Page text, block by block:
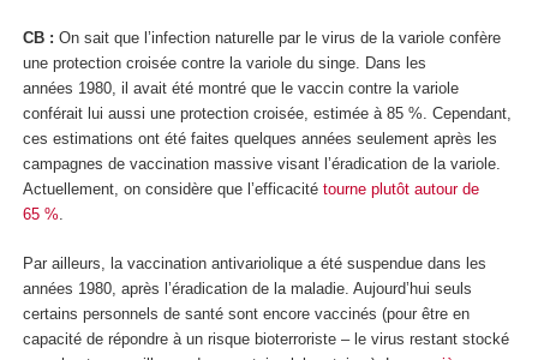
CB : On sait que l’infection naturelle par le virus de la variole confère
une protection croisée contre la variole du singe. Dans les
années 1980, il avait été montré que le vaccin contre la variole
conférait lui aussi une protection croisée, estimée à 85 %. Cependant,
ces estimations ont été faites quelques années seulement après les
campagnes de vaccination massive visant l’éradication de la variole.
Actuellement, on considère que l’efficacité tourne plutôt autour de
65 %.
Par ailleurs, la vaccination antivariolique a été suspendue dans les
années 1980, après l’éradication de la maladie. Aujourd’hui seuls
certains personnels de santé sont encore vaccinés (pour être en
capacité de répondre à un risque bioterroriste – le virus restant stocké